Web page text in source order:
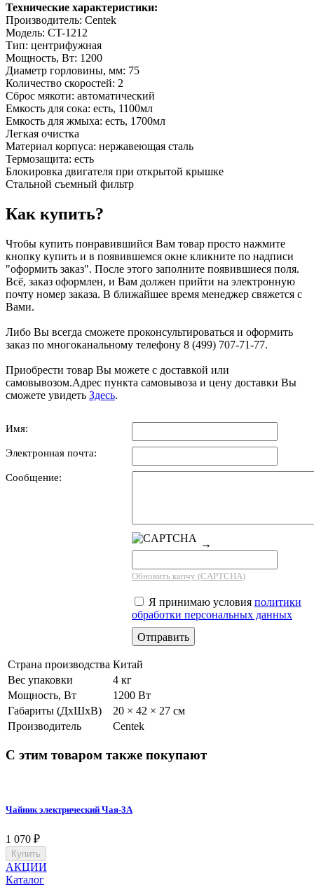
Технические характеристики:
Производитель: Centek
Модель: CT-1212
Тип: центрифужная
Мощность, Вт: 1200
Диаметр горловины, мм: 75
Количество скоростей: 2
Сброс мякоти: автоматический
Емкость для сока: есть, 1100мл
Емкость для жмыха: есть, 1700мл
Легкая очистка
Материал корпуса: нержавеющая сталь
Термозащита: есть
Блокировка двигателя при открытой крышке
Стальной съемный фильтр
Как купить?
Чтобы купить понравившийся Вам товар просто нажмите
кнопку купить и в появившемся окне кликните по надписи
"оформить заказ". После этого заполните появившиеся поля.
Всё, заказ оформлен, и Вам должен прийти на электронную
почту номер заказа. В ближайшее время менеджер свяжется с
Вами.
Либо Вы всегда сможете проконсультироваться и оформить
заказ по многоканальному телефону 8 (499) 707-71-77.
Приобрести товар Вы можете с доставкой или
самовывозом.Адрес пункта самовывоза и цену доставки Вы
сможете увидеть Здесь.
Имя:
Электронная почта:
Сообщение:
→
Обновить капчу (CAPTCHA)
Я принимаю условия политики
обработки персональных данных
Страна производства Китай
Вес упаковки
4 кг
Мощность, Вт
1200 Вт
Габариты (ДхШхВ)
20 × 42 × 27 см
Производитель
Centek
С этим товаром также покупают
Чайник электрический Чая-3А
1 070 ₽
Купить
АКЦИИ
Каталог